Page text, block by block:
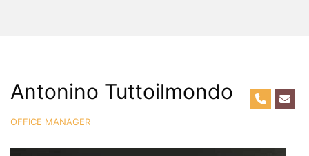
Antonino Tuttoilmondo
OFFICE MANAGER